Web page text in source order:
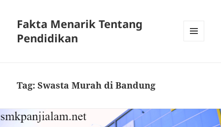
Fakta Menarik Tentang
Pendidikan
Tag:Swasta Murah di Bandung